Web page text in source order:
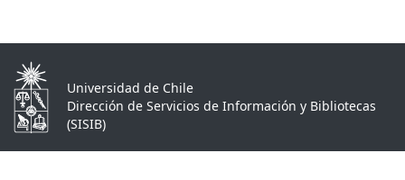
Universidad de Chile
Dirección de Servicios de Información y Bibliotecas
(SISIB)